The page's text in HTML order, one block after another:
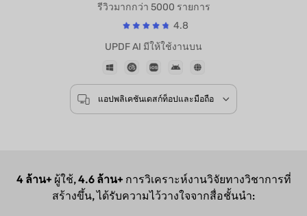
GPT-5 |
รีวิวมากกว่า 5000 รายการ
4.8
4 ล้าน+ ผู้ใช้,4.6 ล้าน+ การวิเคราะห์งานวิจัยทางวิชาการที่
สร้างขึ้น, ได้รับความไว้วางใจจากสื่อชั้นนำ: